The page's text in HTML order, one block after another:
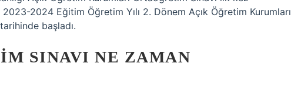
2024 Eğitim Öğretim Yılı 2. Dönem Açık Öğretim Kurumları
başladı.
SINAVI NE ZAMAN